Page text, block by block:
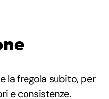
la fregola subito, per
e consistenze.